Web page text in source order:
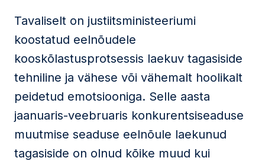
Tavaliselt on justiitsministeeriumi
koostatud eelnõudele
kooskõlastusprotsessis laekuv tagasiside
tehniline ja vähese või vähemalt hoolikalt
peidetud emotsiooniga. Selle aasta
jaanuaris-veebruaris konkurentsiseaduse
muutmise seaduse eelnõule laekunud
tagasiside on olnud kõike muud kui